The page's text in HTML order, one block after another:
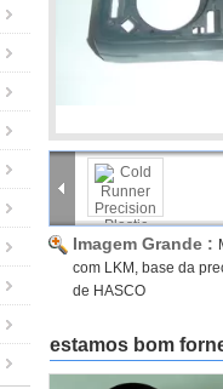
Imagem Grande :
com LKM, base da
de HASCO
estamos bom